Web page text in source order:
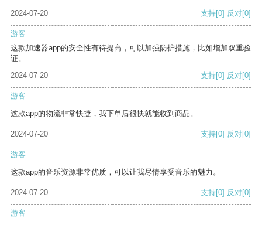
2024-07-20 支持[0] 反对[0]
游客
这款加速器app的安全性有待提高，可以加强防护措施，比如增加双重验
证。
2024-07-20
支持[0] 反对[0]
游客
这款app的物流非常快捷，我下单后很快就能收到商品。
2024-07-20 支持[0] 反对[0]
游客
这款app的音乐资源非常优质，可以让我尽情享受音乐的魅力。
2024-07-20 支持[0] 反对[0]
游客